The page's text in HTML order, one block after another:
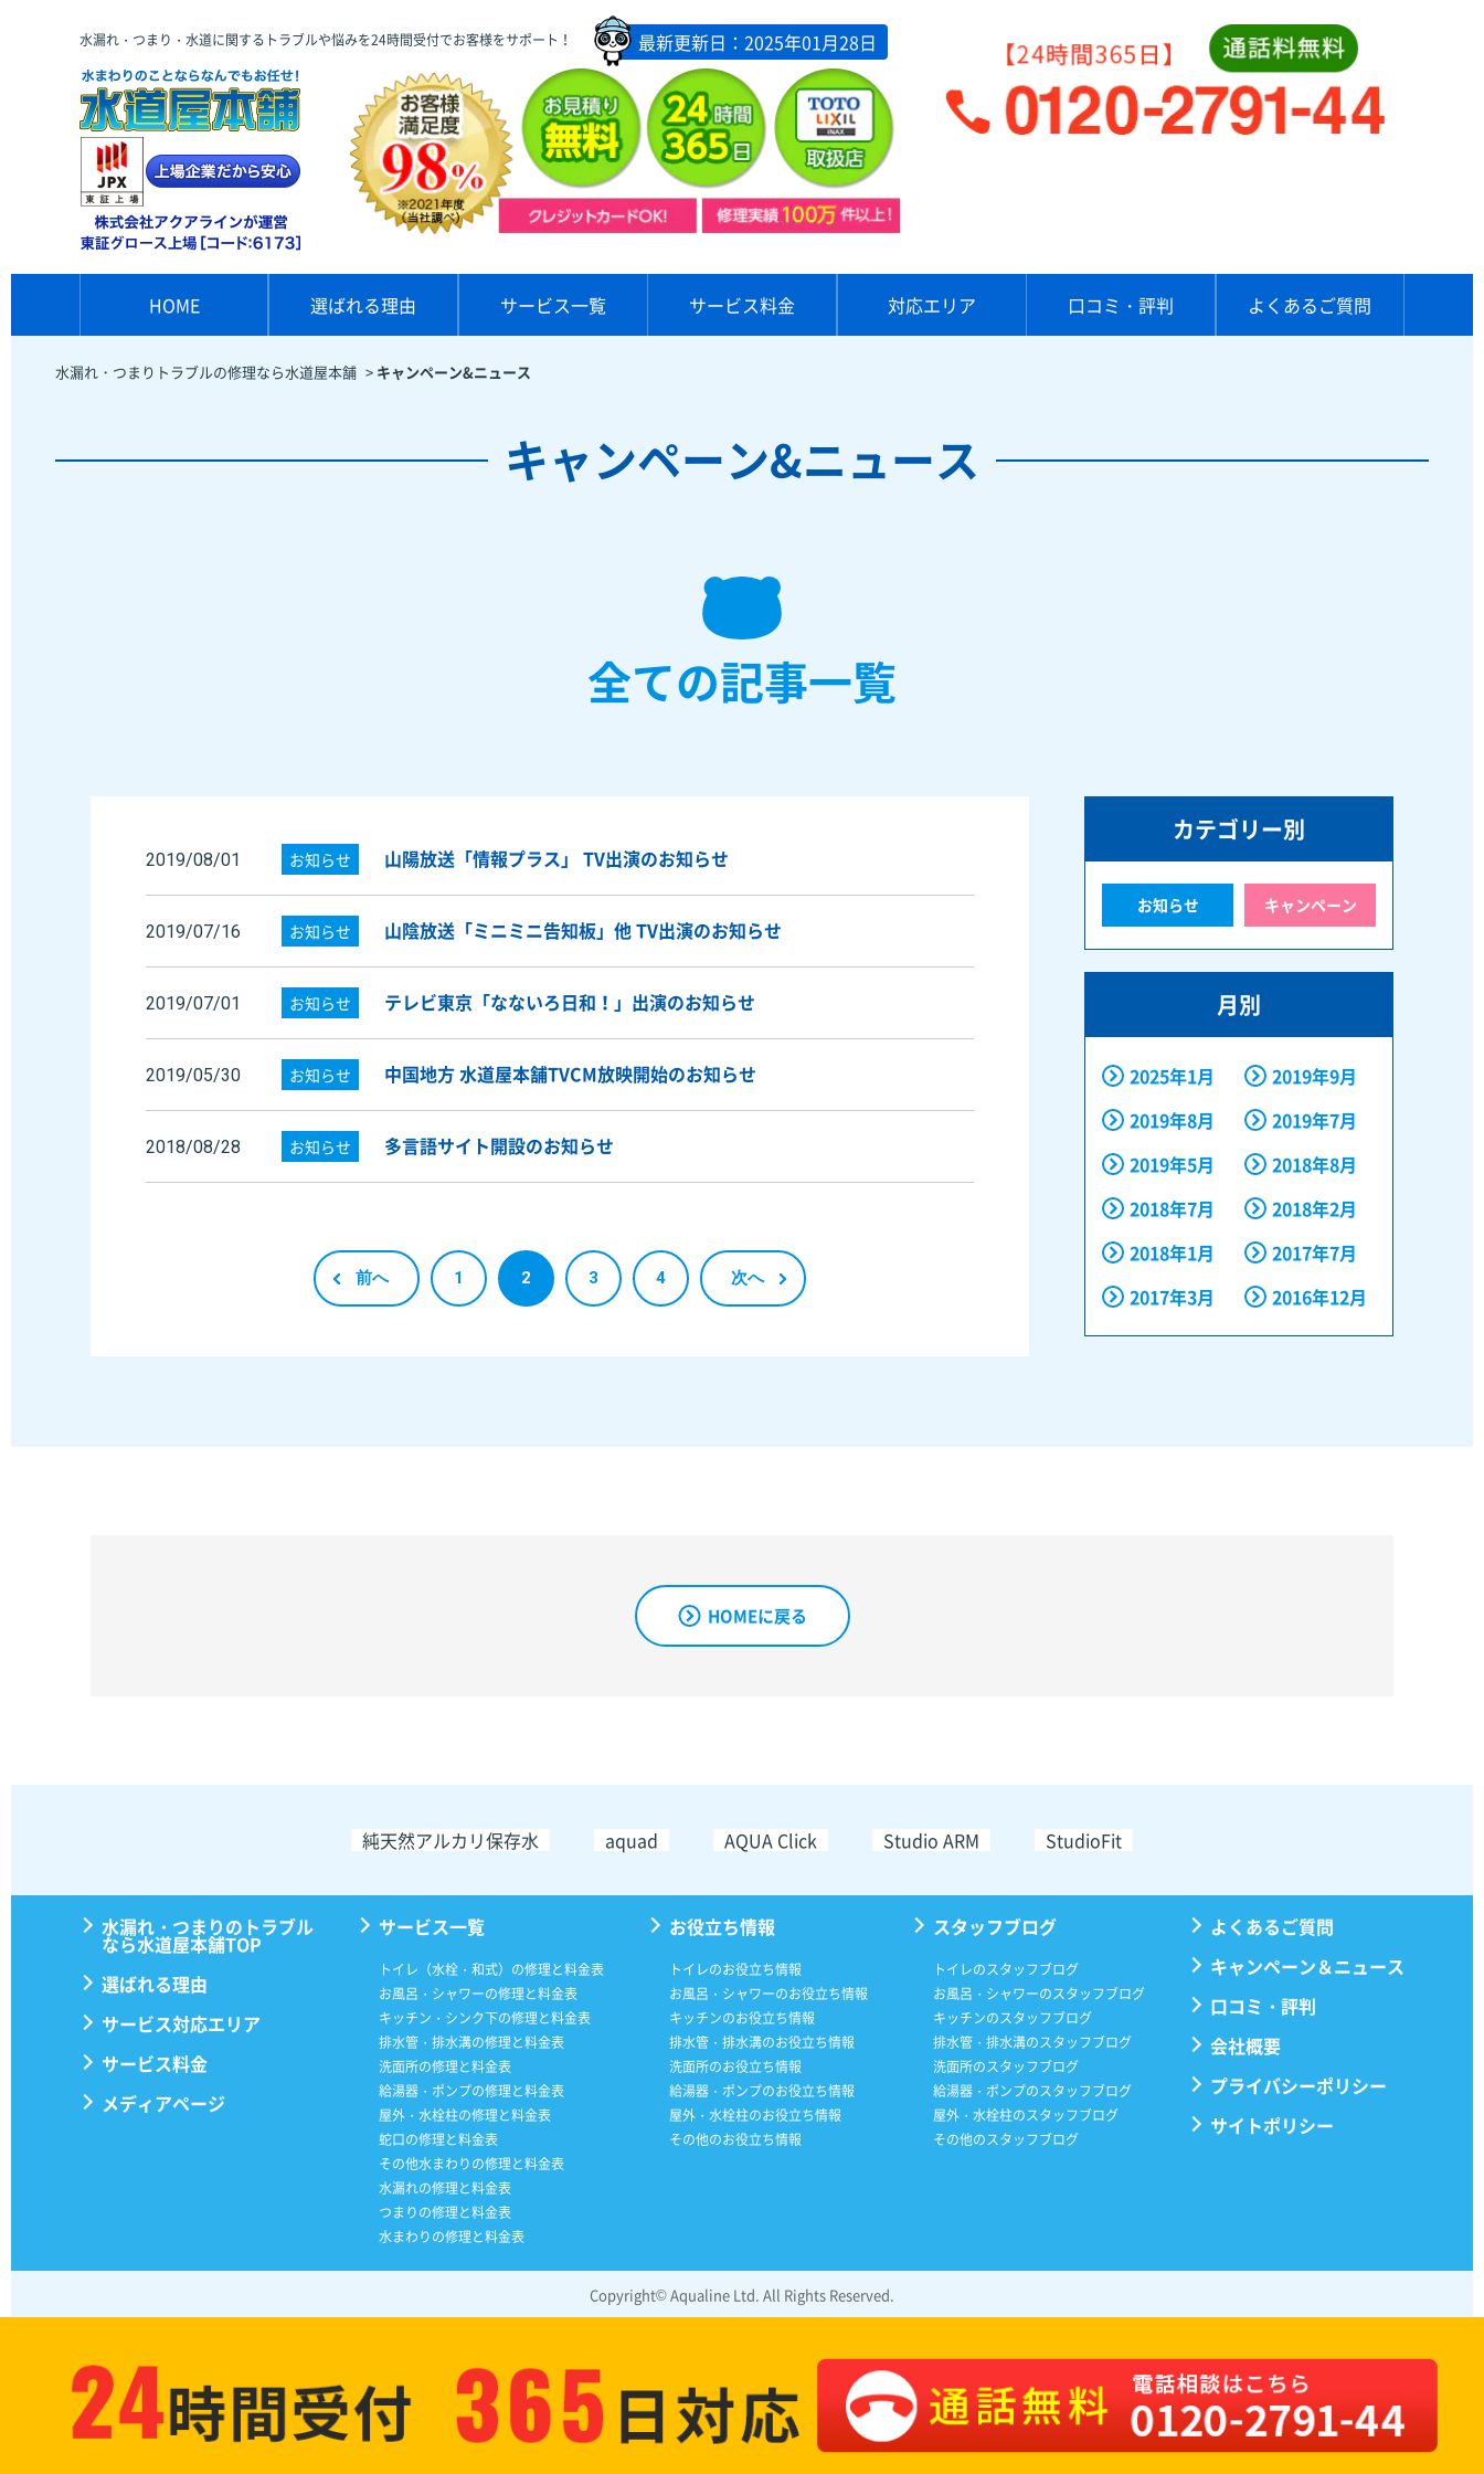
水漏れ・つまり・水道に関するトラブルや悩みを24時間受付でお客様をサポート！ 最新更新日：2025年01月28日
HOME 選ばれる理由 サービス一覧 サービス料金 対応エリア 口コミ・評判 よくあるご質問
水漏れ・つまりトラブルの修理なら水道屋本舗 > キャンペーン&ニュース
キャンペーン&ニュース
全ての記事一覧
2019/08/01 お知らせ 山陽放送「情報プラス」 TV出演のお知らせ
2019/07/16 お知らせ 山陰放送「ミニミニ告知板」他 TV出演のお知らせ
2019/07/01 お知らせ テレビ東京「なないろ日和！」出演のお知らせ
2019/05/30 お知らせ 中国地方 水道屋本舗TVCM放映開始のお知らせ
2018/08/28 お知らせ 多言語サイト開設のお知らせ
前へ 1 2 3 4 次へ
カテゴリー別
お知らせ キャンペーン
月別
2025年1月
2019年9月
2019年8月
2019年7月
2019年5月
2018年8月
2018年7月
2018年2月
2018年1月
2017年7月
2017年3月
2016年12月
HOMEに戻る
純天然アルカリ保存水 aquad AQUA Click Studio ARM StudioFit
水漏れ・つまりのトラブル
なら水道屋本舗TOP
選ばれる理由
サービス対応エリア
サービス料金
メディアページ
サービス一覧
トイレ（水栓・和式）の修理と料金表
お風呂・シャワーの修理と料金表
キッチン・シンク下の修理と料金表
排水管・排水溝の修理と料金表
洗面所の修理と料金表
給湯器・ポンプの修理と料金表
屋外・水栓柱の修理と料金表
蛇口の修理と料金表
その他水まわりの修理と料金表
水漏れの修理と料金表
つまりの修理と料金表
水まわりの修理と料金表
お役立ち情報
トイレのお役立ち情報
お風呂・シャワーのお役立ち情報
キッチンのお役立ち情報
排水管・排水溝のお役立ち情報
洗面所のお役立ち情報
給湯器・ポンプのお役立ち情報
屋外・水栓柱のお役立ち情報
その他のお役立ち情報
スタッフブログ
トイレのスタッフブログ
お風呂・シャワーのスタッフブログ
キッチンのスタッフブログ
排水管・排水溝のスタッフブログ
洗面所のスタッフブログ
給湯器・ポンプのスタッフブログ
屋外・水栓柱のスタッフブログ
その他のスタッフブログ
よくあるご質問
キャンペーン＆ニュース
口コミ・評判
会社概要
プライバシーポリシー
サイトポリシー
Copyright© Aqualine Ltd. All Rights Reserved.